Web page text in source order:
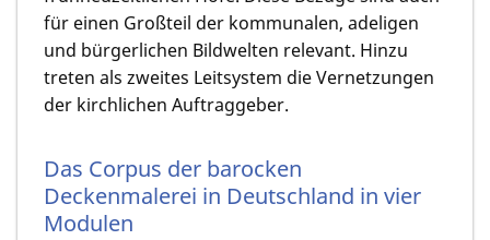
für einen Großteil der kom­munalen, adeligen
und bürgerlichen Bildwelten relevant. Hinzu
treten als zweites Leitsystem die Vernetzungen
der kirchlichen Auftraggeber.
Das Corpus der barocken
Deckenmalerei in Deutschland in vier
Modulen